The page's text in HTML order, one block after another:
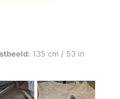
in, Taille: 120 cm / 47 in,
135 cm / 53 in